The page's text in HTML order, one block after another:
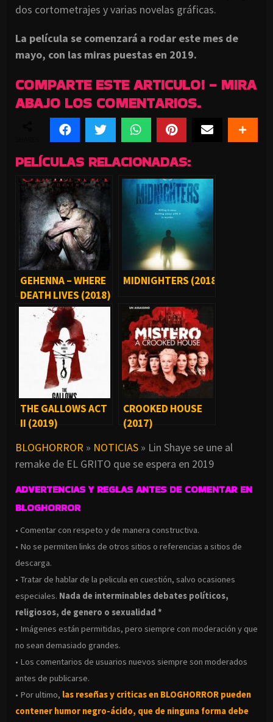
dos cortometrajes y varias novelas gráficas.
La película se comenzará a rodar este mes de
mayo, con las miras puestas en 2019.
COMPARTE ESTE ARTICULO! - MIRA
ABAJO LOS COMENTARIOS.
PELÍCULAS RELACIONADAS:
GEHENNA – WHERE
DEATH LIVES (2018)
MIDNIGHTERS (2018)
THE GALLOWS ACT
II (2019)
CROOKED HOUSE
(2017)
BLOGHORROR » NOTICIAS » Lin Shaye se une al
remake de EL GRITO que se espera en 2019
ADVERTENCIAS Y REGLAS ANTES DE COMENTAR EN
BLOGHORROR
• Comentar con respeto y de manera constructiva.
• No se permiten links de otros sitios o referencias a sitios de
descarga.
• Tratar de hablar de la pelicula en cuestión, salvo ocasiones
especiales. Nada de interminables debates políticos,
religiosos, de genero o sexualidad *
• Imágenes están permitidas, pero siempre con moderación y que
no sean demasiado grandes.
• Los comentarios de usuarios nuevos siempre son moderados
antes de publicarse.
• Por ultimo, las reseñas y criticas en BLOGHORROR pueden
contener humor negro-ácido, que de ninguna forma debe